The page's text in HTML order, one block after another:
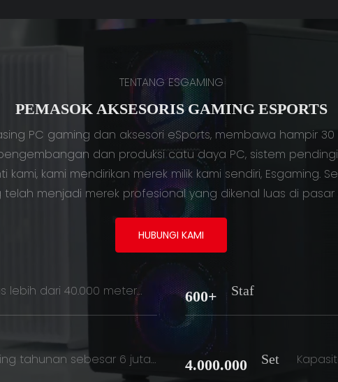
TENTANG ESGAMING
PEMASOK AKSESORIS GAMING ESPORTS
PC gaming dan aksesori eSports, membawa hampir
dan produksi catu daya PC, sistem
kami, kami mendirikan merek milik kami sendiri, Esgaming.
menjadi merek profesional yang dikenal luas di pasar
HUBUNGI KAMI
lebih dari 40.000 meter
600+ Staf
tahunan sebesar 6 juta
4.000.000 Set